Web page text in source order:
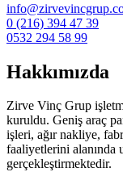
0 (216) 394 47 39
0532 294 58 99
Hakkımızda
Zirve Vinç Grup
kuruldu. Geniş araç
işleri, ağır nakliye,
faaliyetlerini alanında
gerçekleştirmektedir.